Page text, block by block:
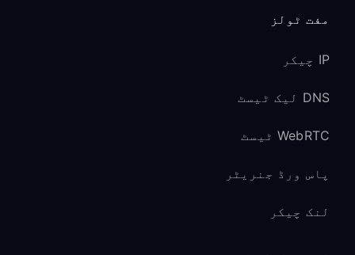
مفت ٹولز
IP چیکر
DNS لیک ٹیسٹ
WebRTC ٹیسٹ
پاس ورڈ جنریٹر
لنک چیکر